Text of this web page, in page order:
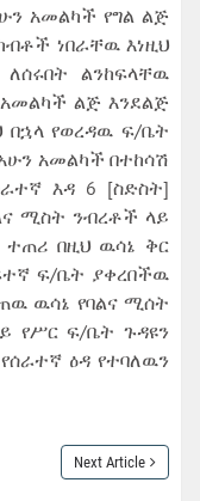
አመልካች የግል ልጅ
ነበራቸዉ እነዚህ
ልንከፍላቸዉ
ልጅ እንደልጅ
በኋላ የወረዳዉ ፍ/ቤት
አመልካች በተከሳሽ
እዳ 6 [ስድስት]
ሚስት ንብረቶች ላይ
በዚህ ዉሳኔ ቅር
ፍ/ቤት ያቀረበችዉ
ዉሳኔ የባልና ሚሰት
የሥር ፍ/ቤት ጉዳዩን
ዕዳ የተባለዉን
Next Article